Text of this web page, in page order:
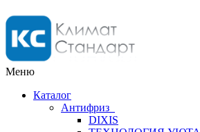
Меню
Каталог
Антифриз
DIXIS